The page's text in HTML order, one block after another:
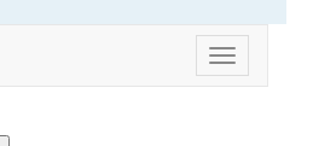
Меню